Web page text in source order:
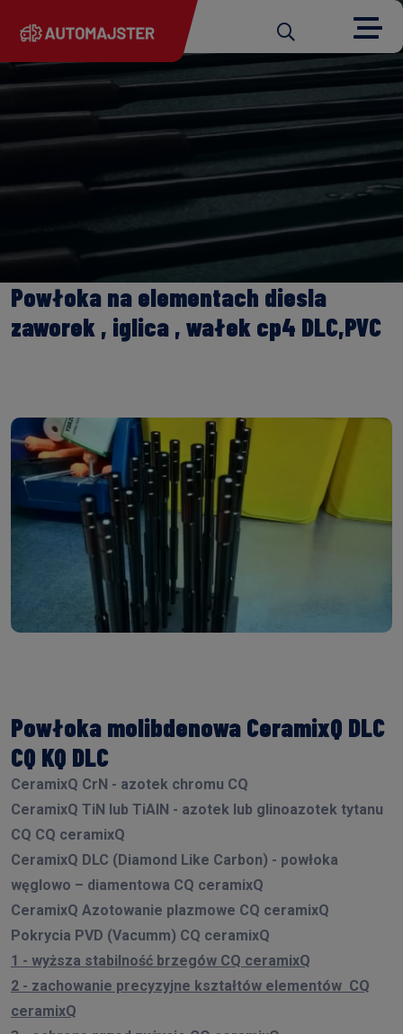
Powłoka na elementach diesla
zaworek , iglica , wałek cp4 DLC,PVC
Powłoka molibdenowa CeramixQ DLC
CQ KQ DLC
CeramixQ CrN - azotek chromu CQ
CeramixQ TiN lub TiAIN - azotek lub glinoazotek tytanu
CQ CQ ceramixQ
CeramixQ DLC (Diamond Like Carbon) - powłoka
węglowo – diamentowa CQ ceramixQ
CeramixQ Azotowanie plazmowe CQ ceramixQ
Pokrycia PVD (Vacumm) CQ ceramixQ
1 - wyższa stabilność brzegów CQ ceramixQ
2 - zachowanie precyzyjne kształtów elementów CQ
ceramixQ